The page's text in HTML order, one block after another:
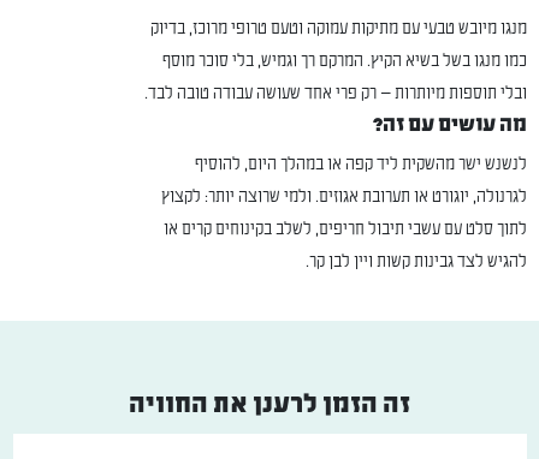
מנגו מיובש טבעי עם מתיקות עמוקה וטעם טרופי מרוכז, בדיוק
כמו מנגו בשל בשיא הקיץ. המרקם רך וגמיש, בלי סוכר מוסף
ובלי תוספות מיותרות — רק פרי אחד שעושה עבודה טובה לבד.
מה עושים עם זה?
לנשנש ישר מהשקית ליד קפה או במהלך היום, להוסיף
לגרנולה, יוגורט או תערובת אגוזים. ולמי שרוצה יותר: לקצוץ
לתוך סלט עם עשבי תיבול חריפים, לשלב בקינוחים קרים או
להגיש לצד גבינות קשות ויין לבן קר.
זה הזמן לרענן את החוויה